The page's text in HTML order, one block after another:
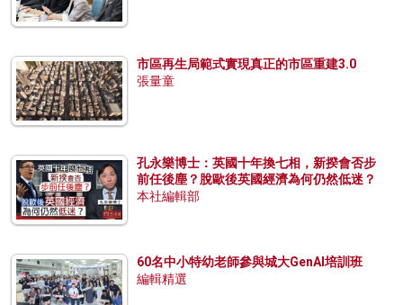
市區再生局範式實現真正的市區重建3.0
張量童
孔永樂博士：英國十年換七相，新揆會否步
前任後塵？脫歐後英國經濟為何仍然低迷？
本社編輯部
60名中小特幼老師參與城大GenAI培訓班
編輯精選